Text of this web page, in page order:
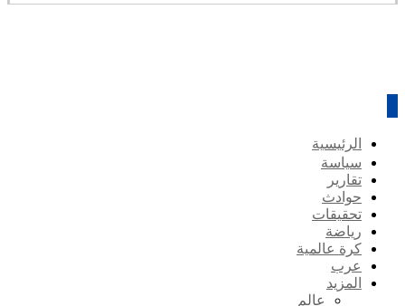
الرئيسية
سياسة
تقارير
حوادث
تحقيقات
رياضة
كرة عالمية
عرب
المزيد
عالم